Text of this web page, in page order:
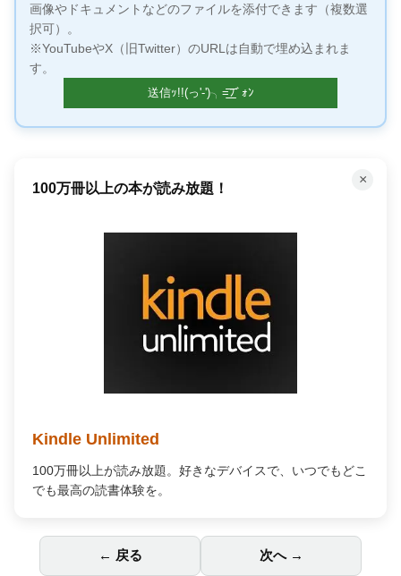
画像やドキュメントなどのファイルを添付できます（複数選
択可）。
※YouTubeやX（旧Twitter）のURLは自動で埋め込まれま
す。
×
100万冊以上の本が読み放題！
Kindle Unlimited
100万冊以上が読み放題。好きなデバイスで、いつでもどこ
でも最高の読書体験を。
← 戻る 次へ →